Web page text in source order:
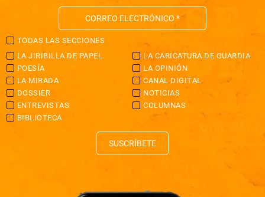
TODAS LAS SECCIONES
LA JIRIBILLA DE PAPEL
LA CARICATURA DE GUARDIA
POESÍA
LA OPINIÓN
LA MIRADA
CANAL DIGITAL
DOSSIER
NOTICIAS
ENTREVISTAS
COLUMNAS
BIBLIOTECA
SUSCRÍBETE